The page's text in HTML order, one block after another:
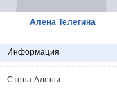
Алена Телегина
Информация
Стена Алены